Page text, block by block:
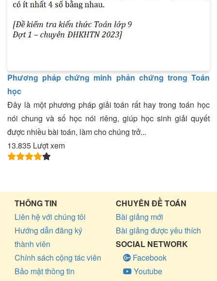
Phương pháp chứng minh phản chứng trong Toán
học
Đây là một phương pháp giải toán rất hay trong toán học
nói chung và số học nói riêng, giúp học sinh giải quyết
được nhiều bài toán, làm cho chúng trở...
13.835 Lượt xem
THÔNG TIN
Liên hệ với chúng tôi
Hướng dẫn đăng ký
thành viên
Chính sách cộng tác viên
Bảo mật thông tin
CHUYÊN ĐỀ TOÁN
Bài giảng mới
Bài giảng được yêu thích
SOCIAL NETWORK
Facebook
Youtube